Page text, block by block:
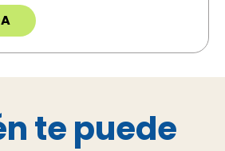
te puede